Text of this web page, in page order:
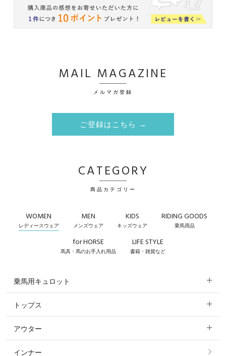
MAIL MAGAZINE
メルマガ登録
ご登録はこちら →
CATEGORY
商品カテゴリー
WOMEN
レディースウェア
MEN
メンズウェア
KIDS
キッズウェア
RIDING GOODS
乗馬用品
for HORSE
馬具・馬のお手入れ用品
LIFE STYLE
書籍・雑貨など
乗馬用キュロット
すべてのキュロット
フルグリップ・尻革 キュロット
トップス
すべてのトップス
アウター
すべてのアウター
インナー